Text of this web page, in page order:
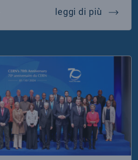
leggi di più meg ii